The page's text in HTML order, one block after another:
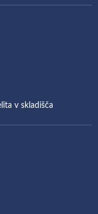
v skladišča